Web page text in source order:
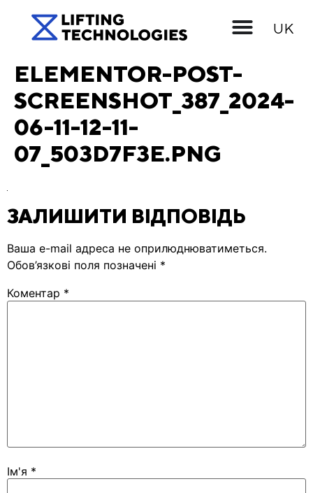
UK
RU
ELEMENTOR-POST-
SCREENSHOT_387_2024-
06-11-12-11-
07_503D7F3E.PNG
ЗАЛИШИТИ ВІДПОВІДЬ
Ваша e-mail адреса не оприлюднюватиметься.
Обов’язкові поля позначені *
Коментар *
Ім'я *